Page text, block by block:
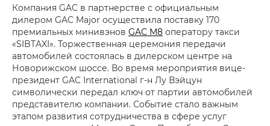
Компания GAC в партнерстве с официальным
дилером GAC Major осуществила поставку 170
премиальных минивэнов GAC M8 оператору такси
«SIBTAXI». Торжественная церемония передачи
автомобилей состоялась в дилерском центре на
Новорижском шоссе. Во время мероприятия вице-
президент GAC International г-н Лу Вэйцун
символически передал ключ от партии автомобилей
представителю компании. Событие стало важным
этапом развития сотрудничества в сфере услуг